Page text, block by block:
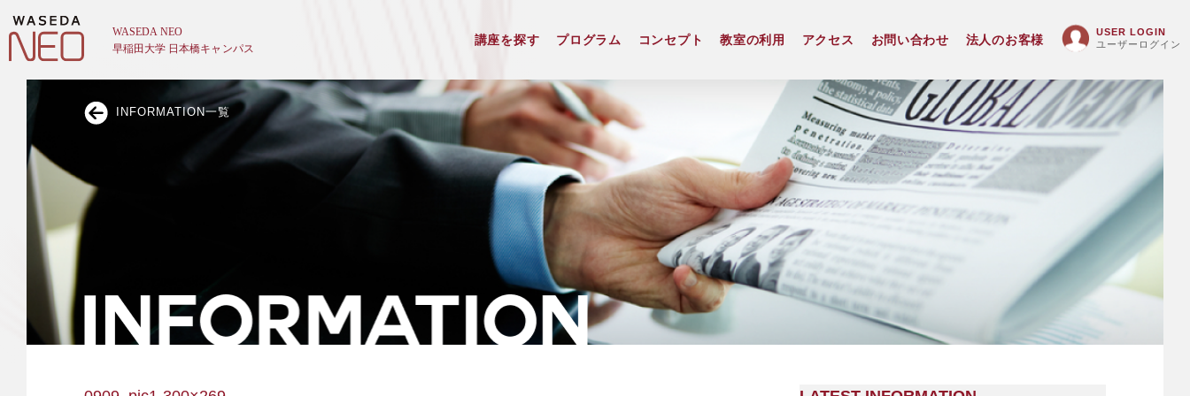
講座を探す プログラム コンセプト 教室の利用 アクセス お問い合わせ 法人のお客様
USER LOGIN
ユーザーログイン
INFORMATION一覧